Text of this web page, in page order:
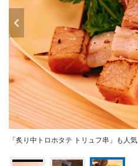
「炙り中トロホタテ トリュフ串」も人気